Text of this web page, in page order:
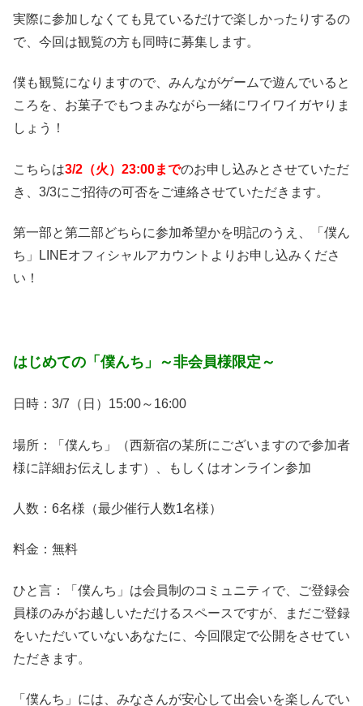
実際に参加しなくても見ているだけで楽しかったりするの
で、今回は観覧の方も同時に募集します。
僕も観覧になりますので、みんながゲームで遊んでいると
ころを、お菓子でもつまみながら一緒にワイワイガヤりま
しょう！
こちらは3/2 （火）23:00までのお申し込みとさせていただ
き、3/3にご招待の可否をご連絡させていただきます。
第一部と第二部どちらに参加希望かを明記のうえ、「僕ん
ち」LINEオフィシャルアカウントよりお申し込みくださ
い！
はじめての「僕んち」～非会員様限定～
日時：3/7（日）15:00～16:00
場所：「僕んち」（西新宿の某所にございますので参加者
様に詳細お伝えします）、もしくはオンライン参加
人数：6名様（最少催行人数1名様）
料金：無料
ひと言：「僕んち」は会員制のコミュニティで、ご登録会
員様のみがお越しいただけるスペースですが、まだご登録
をいただいていないあなたに、今回限定で公開をさせてい
ただきます。
「僕んち」には、みなさんが安心して出会いを楽しんでい